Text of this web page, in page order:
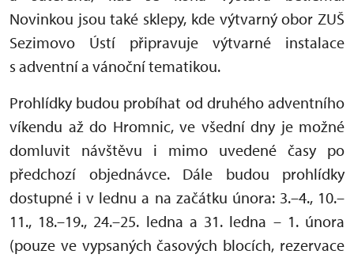
Novinkou jsou také sklepy, kde výtvarný obor ZUŠ
Sezimovo Ústí připravuje výtvarné instalace
s adventní a vánoční tematikou.
Prohlídky budou probíhat od druhého adventního
víkendu až do Hromnic, ve všední dny je možné
domluvit návštěvu i mimo uvedené časy po
předchozí objednávce. Dále budou prohlídky
dostupné i v lednu a na začátku února: 3.–4., 10.–
11., 18.–19., 24.–25. ledna a 31. ledna – 1. února
(pouze ve vypsaných časových blocích, rezervace